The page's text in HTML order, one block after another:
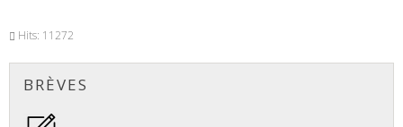
Hits: 11272
BRÈVES